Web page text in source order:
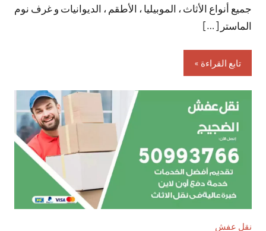
جميع أنواع الأثاث ، الموبيليا ، الأطقم ، الديوانيات و غرف نوم
الماستر […]
تابع القراءة
نقل عفش